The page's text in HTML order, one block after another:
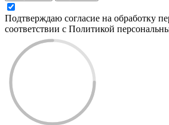
Подтверждаю согласие на обработку
соответствии с Политикой